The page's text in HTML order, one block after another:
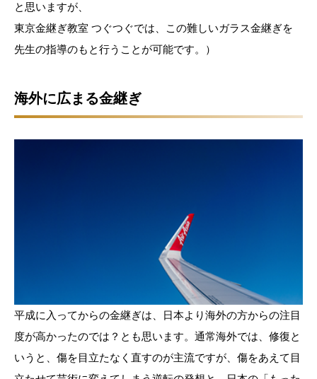
と思いますが、
東京金継ぎ教室 つぐつぐでは、この難しいガラス金継ぎを
先生の指導のもと行うことが可能です。）
海外に広まる金継ぎ
平成に入ってからの金継ぎは、日本より海外の方からの注目
度が高かったのでは？とも思います。通常海外では、修復と
いうと、傷を目立たなく直すのが主流ですが、傷をあえて目